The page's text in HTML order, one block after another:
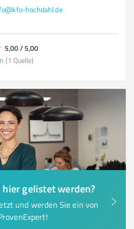
hochdahl.de
5,00 / 5,00
(1 Quelle)
gelistet werden?
und werden Sie ein von